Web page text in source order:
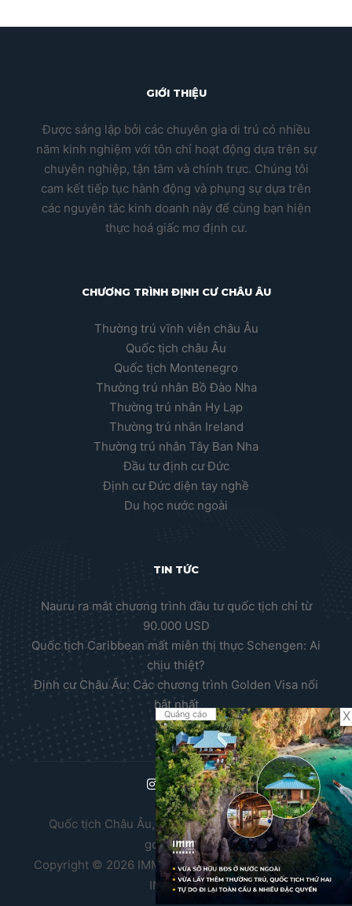
GIỚI THIỆU
Được sáng lập bởi các chuyên gia di trú có nhiều
năm kinh nghiệm với tôn chỉ hoạt động dựa trên sự
chuyên nghiệp, tận tâm và chính trực. Chúng tôi
cam kết tiếp tục hành động và phụng sự dựa trên
các nguyên tắc kinh doanh này để cùng bạn hiện
thực hoá giấc mơ định cư.
CHƯƠNG TRÌNH ĐỊNH CƯ CHÂU ÂU
Thường trú vĩnh viễn châu Âu
Quốc tịch châu Âu
Quốc tịch Montenegro
Thường trú nhân Bồ Đào Nha
Thường trú nhân Hy Lạp
Thường trú nhân Ireland
Thường trú nhân Tây Ban Nha
Đầu tư định cư Đức
Định cư Đức diện tay nghề
Du học nước ngoài
TIN TỨC
Nauru ra mắt chương trình đầu tư quốc tịch chỉ từ
90.000 USD
Quốc tịch Caribbean mất miễn thị thực Schengen: Ai
chịu thiệt?
Định cư Châu Âu: Các chương trình Golden Visa nổi
bật nhất
Quốc tịch Châu Âu, Thường trú nhân Châu Âu,
golden visa
Copyright © 2026 IMM Group. Thiết kế website bởi
IMM BDA.
Quảng cáo X